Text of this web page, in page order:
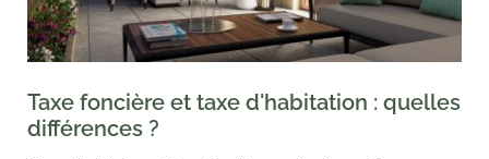
Taxe foncière et taxe d'habitation : quelles
différences ?